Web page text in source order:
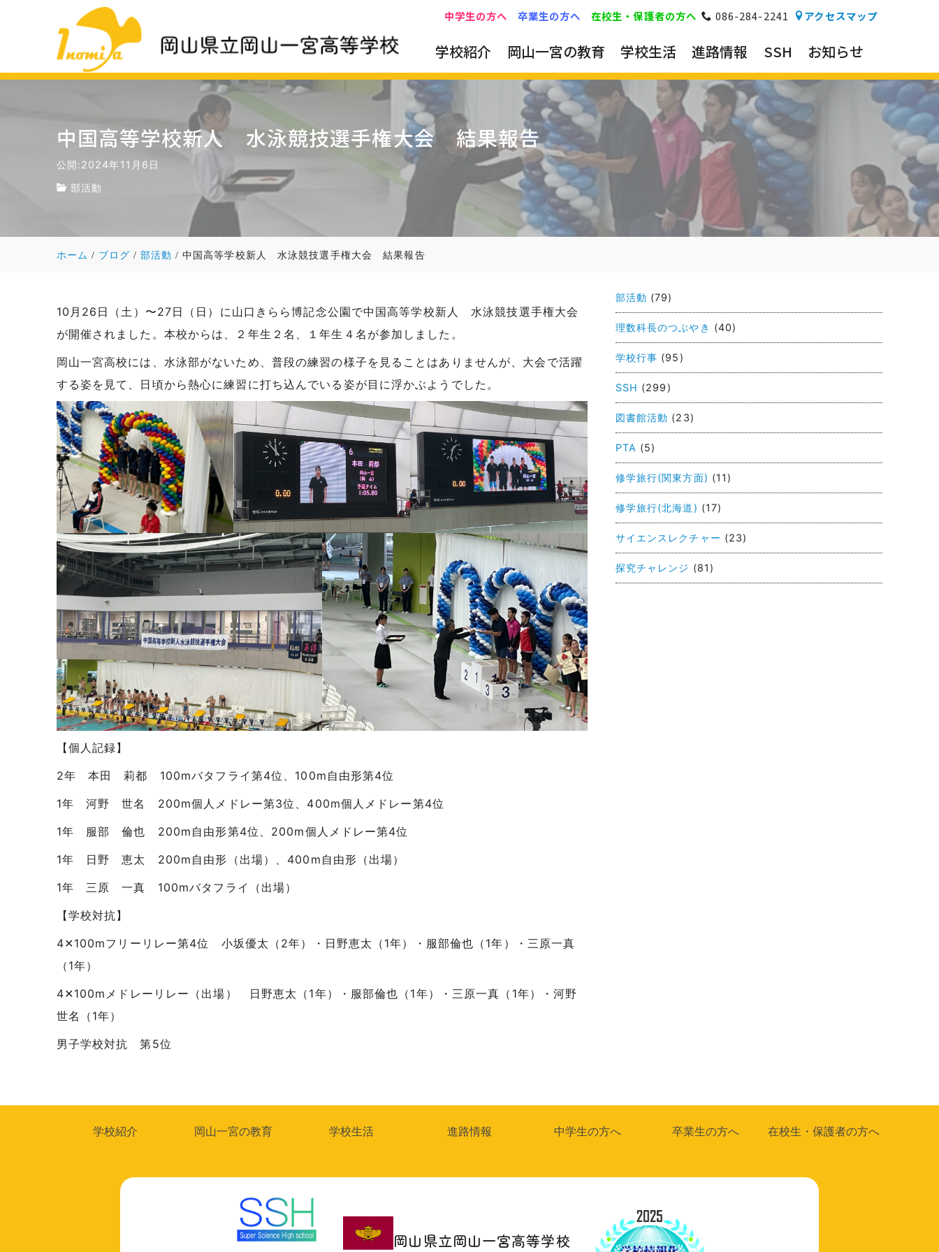
中学生の方へ 卒業生の方へ 在校生・保護者の方へ 086-284-2241 アクセスマップ
学校紹介 岡山一宮の教育 学校生活 進路情報 SSH お知らせ
中国高等学校新人 水泳競技選手権大会 結果報告
公開:2024年11月6日
部活動
ホーム ブログ 部活動 中国高等学校新人 水泳競技選手権大会 結果報告
10月26日（土）〜27日（日）に山口きらら博記念公園で中国高等学校新人 水泳競技選手権大会
が開催されました。本校からは、２年生２名、１年生４名が参加しました。
岡山一宮高校には、水泳部がないため、普段の練習の様子を見ることはありませんが、大会で活躍
する姿を見て、日頃から熱心に練習に打ち込んでいる姿が目に浮かぶようでした。
【個人記録】
2年 本田 莉都 100mバタフライ第4位、100m自由形第4位
1年 河野 世名 200m個人メドレー第3位、400m個人メドレー第4位
1年 服部 倫也 200m自由形第4位、200m個人メドレー第4位
1年 日野 恵太 200m自由形（出場）、400m自由形（出場）
1年 三原 一真 100mバタフライ（出場）
【学校対抗】
4✕100mフリーリレー第4位 小坂優太（2年）・日野恵太（1年）・服部倫也（1年）・三原一真
（1年）
4✕100mメドレーリレー（出場） 日野恵太（1年）・服部倫也（1年）・三原一真（1年）・河野
世名（1年）
男子学校対抗 第5位
稿
部活動 (79)
理数科長のつぶやき (40)
学校行事 (95)
SSH (299)
図書館活動 (23)
PTA (5)
修学旅行(関東方面) (11)
修学旅行(北海道) (17)
サイエンスレクチャー (23)
探究チャレンジ (81)
学校紹介 岡山一宮の教育 学校生活 進路情報 中学生の方へ 卒業生の方へ 在校生・保護者の方へ
岡山県立岡山一宮高等学校